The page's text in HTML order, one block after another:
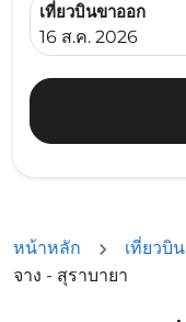
เที่ยวบินขาออก
fc-booking-
16 ส.ค. 2026
หน้าหลัก เที่ยวบิน
จาง - สุราบายา